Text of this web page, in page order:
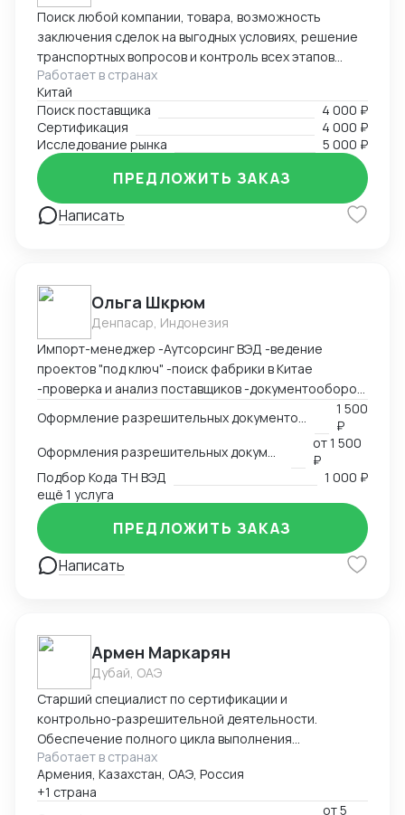
Поиск любой компании, товара, возможность
заключения сделок на выгодных условиях, решение
транспортных вопросов и контроль всех этапов
сотрудничества с иностранными партнерами.
Работает в странах
Китай
Поиск поставщика
4 000 ₽
Сертификация
4 000 ₽
Исследование рынка
5 000 ₽
Написать
ПРЕДЛОЖИТЬ ЗАКАЗ
Ольга Шкрюм
Денпасар, Индонезия
Импорт-менеджер -Аутсорсинг ВЭД -ведение
проектов "под ключ" -поиск фабрики в Китае
-проверка и анализ поставщиков -документооборот
-оформление сертификации на товар: СГР, ДС, СС,
РУ, Нотификация -деловая переписка -продажи
-пользование Инкотермс -общение с фабриками (на
китайском языке) -кастомизация продукта -работа с
OEM \ ODM фабриками - доставка и растаможка
образцов для изготовления сертификации. Проекты
разной сложности, от станков до БАДов
1 500
₽
от1 500
₽
Подбор Кода ТН ВЭД
1 000 ₽
ещё 1 услуга
Написать
ПРЕДЛОЖИТЬ ЗАКАЗ
Армен Маркарян
Дубай, ОАЭ
Старший специалист по сертификации и
контрольно-разрешительной деятельности.
Обеспечение полного цикла выполнения
сертификации продукции в соответствие с
требованиями технических регламентов ЕАЭС
(наиболее популярные 004/2011; 010/2011, 012/2011,
Работает в странах
Армения, Казахстан, ОАЭ, Россия
+1 страна
от5